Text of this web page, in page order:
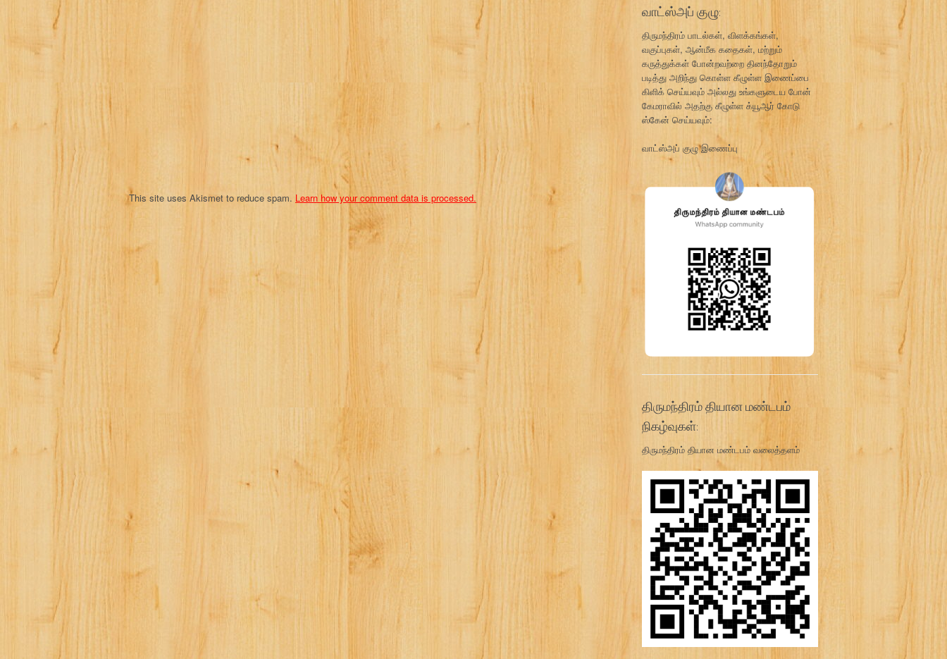
n
This site uses Akismet to reduce spam. Learn how your comment data is processed.
வாட்ஸ்அப் குழு:
திருமந்திரம் பாடல்கள், விளக்கங்கள்,
வகுப்புகள், ஆன்மீக கதைகள், மற்றும்
கருத்துக்கள் போன்றவற்றை தினந்தோறும்
படித்து அறிந்து கொள்ள கீழுள்ள இணைப்பை
கிளிக் செய்யவும் அல்லது உங்களுடைய போன்
கேமராவில் அதற்கு கீழுள்ள க்யூஆர் கோடு
ஸ்கேன் செய்யவும்:
வாட்ஸ்அப் குழு இணைப்பு
திருமந்திரம் தியான மண்டபம்
நிகழ்வுகள்:
திருமந்திரம் தியான மண்டபம் வலைத்தளம்